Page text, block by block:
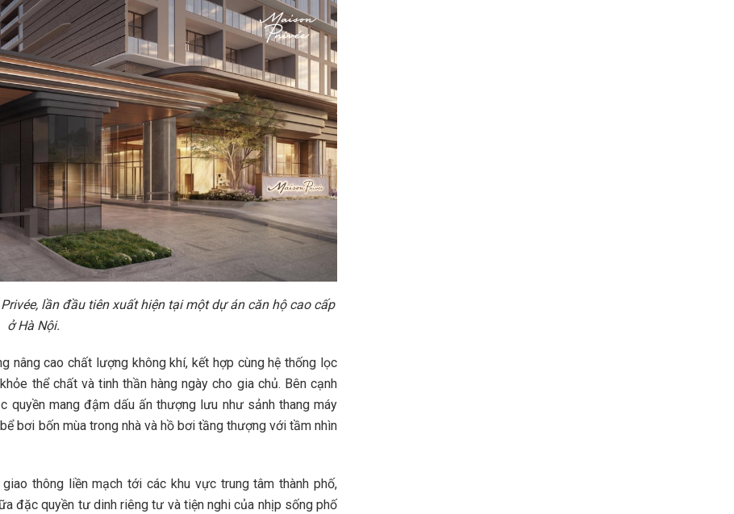
lần đầu tiên xuất hiện tại một dự án căn hộ cao cấp
ở Hà Nội.
nâng cao chất lượng không khí, kết hợp cùng hệ thống lọc
thể chất và tinh thần hàng ngày cho gia chủ. Bên cạnh
mang đậm dấu ấn thượng lưu như sảnh thang máy
bơi bốn mùa trong nhà và hồ bơi tầng thượng với tầm nhìn
thông liền mạch tới các khu vực trung tâm thành phố,
đặc quyền tư dinh riêng tư và tiện nghi của nhịp sống phố